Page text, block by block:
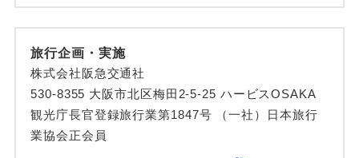
旅行企画・実施
株式会社阪急交通社
530-8355 大阪市北区梅田2-5-25 ハービスOSAKA
観光庁長官登録旅行業第1847号 （一社）日本旅行
業協会正会員